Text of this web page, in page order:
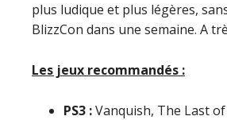
plus ludique et plus légères,
BlizzCon dans une semaine. A
Les jeux recommandés :
PS3 :Vanquish, The Last